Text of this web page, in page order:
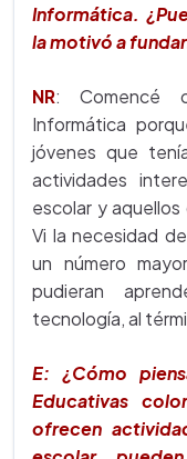
Informática.
la motivó a
NR: Comencé
Informática
jóvenes que
actividades
escolar y
Vi la necesidad
un número
pudieran
tecnología, al
E: ¿Cómo
Educativas
ofrecen